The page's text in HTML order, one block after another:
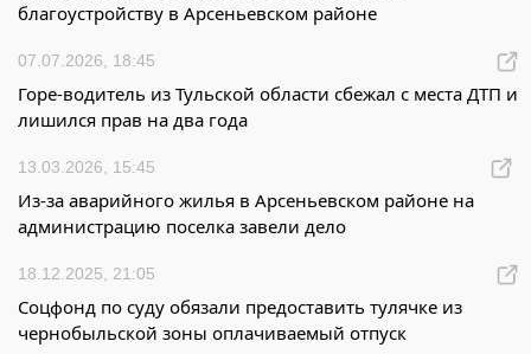
благоустройству в Арсеньевском районе
07.07.2026, 18:45
Горе-водитель из Тульской области сбежал с места ДТП и
лишился прав на два года
13.03.2026, 15:45
Из-за аварийного жилья в Арсеньевском районе на
администрацию поселка завели дело
18.12.2025, 21:05
Соцфонд по суду обязали предоставить тулячке из
чернобыльской зоны оплачиваемый отпуск